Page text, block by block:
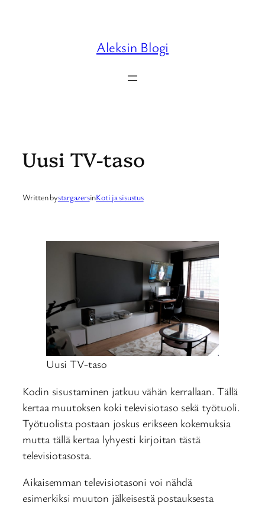
Aleksin Blogi
Uusi TV-taso
Written bystargazersinKoti ja sisustus
Uusi TV-taso
Kodin sisustaminen jatkuu vähän kerrallaan. Tällä
kertaa muutoksen koki televisiotaso sekä työtuoli.
Työtuolista postaan joskus erikseen kokemuksia
mutta tällä kertaa lyhyesti kirjoitan tästä
televisiotasosta.
Aikaisemman televisiotasoni voi nähdä
esimerkiksi muuton jälkeisestä postauksesta